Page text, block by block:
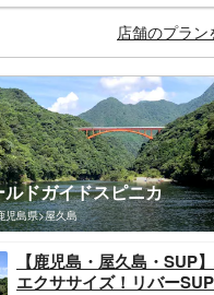
店舗のプラ
ドガイドスピニカ
児島県>屋久島
【鹿児島・屋久島・SUP
エクササイズ！リバー